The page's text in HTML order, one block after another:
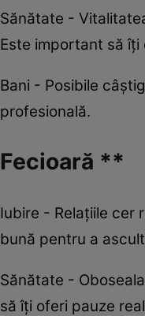
Sănătate -
Este important să
Bani - Posibile
profesională.
Fecioară **
Iubire - Relațiile cer
bună pentru a
Sănătate -
să îți oferi pauze